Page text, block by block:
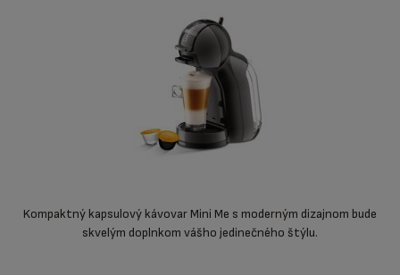
Kompaktný kapsulový kávovar Mini Me s moderným dizajnom bude
skvelým doplnkom vášho jedinečného štýlu.